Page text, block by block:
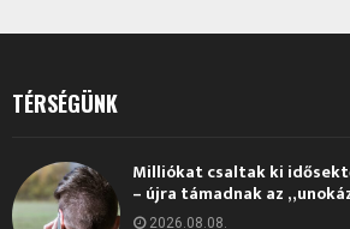
TÉRSÉGÜNK
Milliókat csaltak ki
– újra támadnak az
2026.08.08.